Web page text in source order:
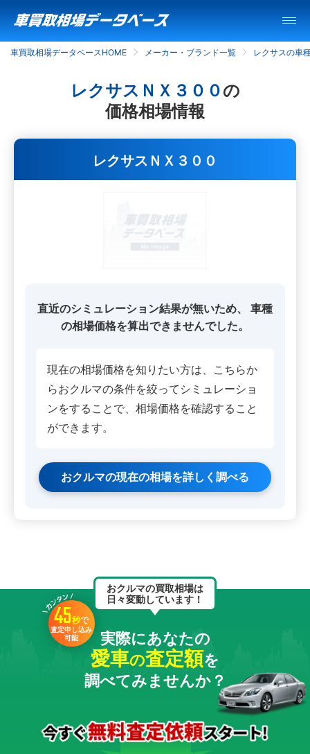
車買取相場データベースHOME メーカー・ブランド一覧 レクサスの車
レクサスＮＸ３００の
価格相場情報
レクサスＮＸ３００
直近のシミュレーション結果が無いため、
車種
の相場価格を算出できませんでした。
現在の相場価格を知りたい方は、こちらか
らおクルマの条件を絞ってシミュレーショ
ンをすることで、相場価格を確認すること
ができます。
おクルマの現在の相場を詳しく調べる
おクルマの買取相場は
日々変動しています！
45秒で
査定申し込み
可能
実際にあなたの
愛車の査定額を
調べてみませんか？